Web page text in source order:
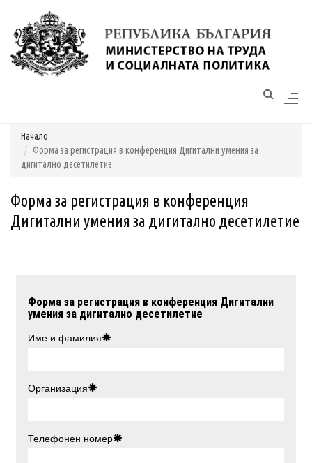
Моля,
обърнете
система
Начало
Форма за регистрация в конференция Дигитални умения за
дигитално десетилетие
Форма за регистрация в конференция
Дигитални умения за дигитално десетилетие